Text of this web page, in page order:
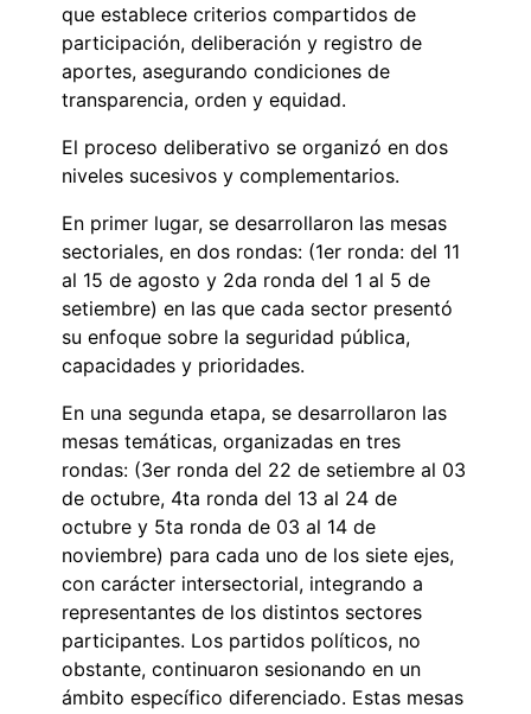
que establece criterios compartidos de
participación, deliberación y registro de
aportes, asegurando condiciones de
transparencia, orden y equidad.
El proceso deliberativo se organizó en dos
niveles sucesivos y complementarios.
En primer lugar, se desarrollaron las mesas
sectoriales, en dos rondas: (1er ronda: del 11
al 15 de agosto y 2da ronda del 1 al 5 de
setiembre) en las que cada sector presentó
su enfoque sobre la seguridad pública,
capacidades y prioridades.
En una segunda etapa, se desarrollaron las
mesas temáticas, organizadas en tres
rondas: (3er ronda del 22 de setiembre al 03
de octubre, 4ta ronda del 13 al 24 de
octubre y 5ta ronda de 03 al 14 de
noviembre) para cada uno de los siete ejes,
con carácter intersectorial, integrando a
representantes de los distintos sectores
participantes. Los partidos políticos, no
obstante, continuaron sesionando en un
ámbito específico diferenciado. Estas mesas